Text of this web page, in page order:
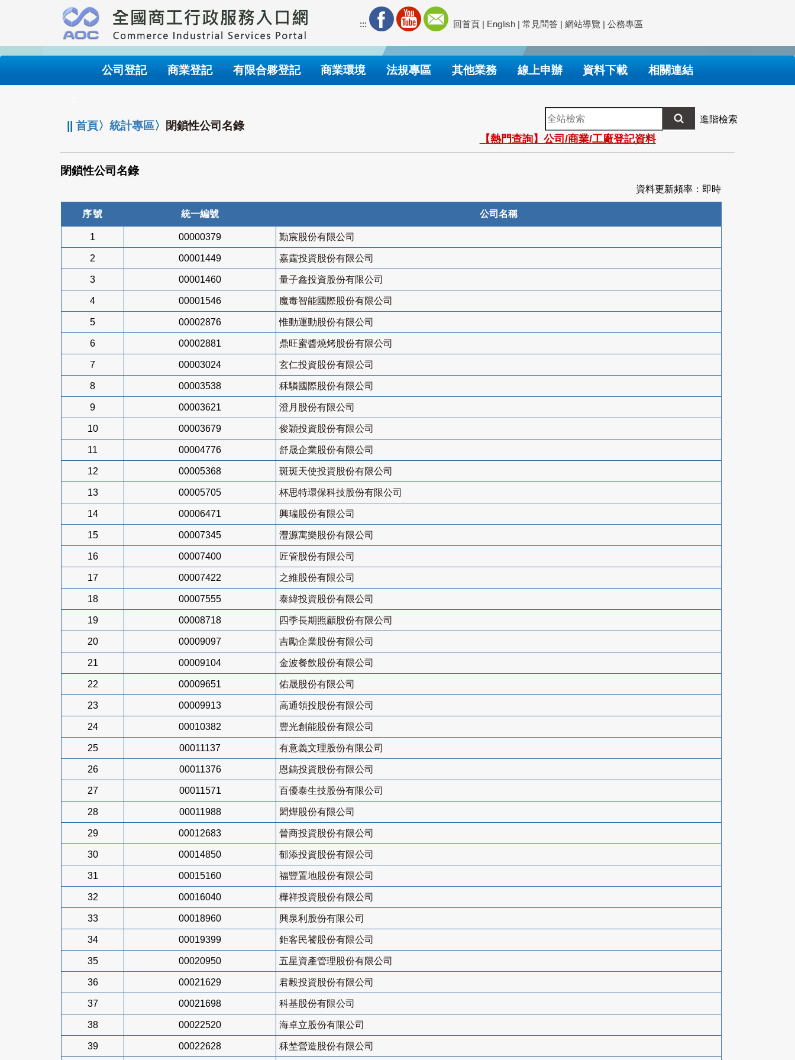
要
內
::: 回首頁 | English | 常見問答 | 網站導覽 | 公務專區
公司登記 商業登記 有限合夥登記 商業環境 法規專區 其他業務 線上申辦 資料下載 相關連結
||首頁〉統計專區〉 閉鎖性公司名錄
全
站
檢
索
進階檢索
【熱門查詢】公司/商業/工廠登記資料
閉鎖性公司名錄
資料更新頻率：即時
序號 統一編號 公司名稱
1 00000379 勤宸股份有限公司
2 00001449 嘉霆投資股份有限公司
3 00001460 量子鑫投資股份有限公司
4 00001546 魔毒智能國際股份有限公司
5 00002876 惟動運動股份有限公司
6 00002881 鼎旺蜜醬燒烤股份有限公司
7 00003024 玄仁投資股份有限公司
8 00003538 秝驎國際股份有限公司
9 00003621 澄月股份有限公司
10 00003679 俊穎投資股份有限公司
11 00004776 舒晟企業股份有限公司
12 00005368 斑斑天使投資股份有限公司
13 00005705 杯思特環保科技股份有限公司
14 00006471 興瑞股份有限公司
15 00007345 灃源寓樂股份有限公司
16 00007400 匠管股份有限公司
17 00007422 之維股份有限公司
18 00007555 泰緯投資股份有限公司
19 00008718 四季長期照顧股份有限公司
20 00009097 吉勵企業股份有限公司
21 00009104 金波餐飲股份有限公司
22 00009651 佑晟股份有限公司
23 00009913 高通領投股份有限公司
24 00010382 豐光創能股份有限公司
25 00011137 有意義文理股份有限公司
26 00011376 恩鎬投資股份有限公司
27 00011571 百優泰生技股份有限公司
28 00011988 閎燁股份有限公司
29 00012683 晉商投資股份有限公司
30 00014850 郁添投資股份有限公司
31 00015160 福豐置地股份有限公司
32 00016040 樺祥投資股份有限公司
33 00018960 興泉利股份有限公司
34 00019399 鉅客民饕股份有限公司
35 00020950 五星資產管理股份有限公司
36 00021629 君毅投資股份有限公司
37 00021698 科基股份有限公司
38 00022520 海卓立股份有限公司
39 00022628 秝埜營造股份有限公司